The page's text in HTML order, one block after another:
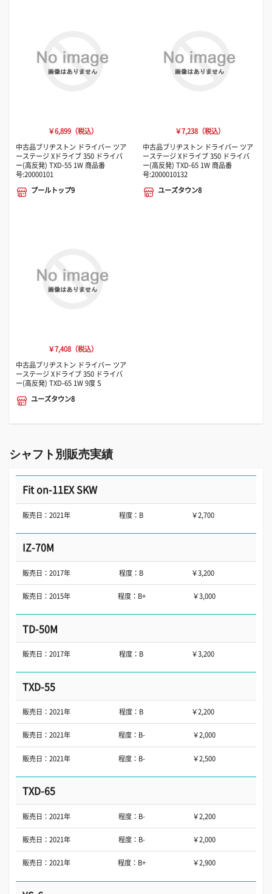
￥6,899（税込）
中古品ブリヂストン ドライバー ツア
ーステージ Xドライブ 350 ドライバ
ー(高反発) TXD-55 1W 商品番
号:20000101
プールトップ9
￥7,238（税込）
中古品ブリヂストン ドライバー ツア
ーステージ Xドライブ 350 ドライバ
ー(高反発) TXD-65 1W 商品番
号:2000010132
ユーズタウン8
￥7,408（税込）
中古品ブリヂストン ドライバー ツア
ーステージ Xドライブ 350 ドライバ
ー(高反発) TXD-65 1W 9度 S
ユーズタウン8
シャフト別販売実績
Fit on-11EX SKW
販売日：2021年 程度：B ￥2,700
IZ-70M
販売日：2017年 程度：B ￥3,200
販売日：2015年 程度：B+ ￥3,000
TD-50M
販売日：2017年 程度：B ￥3,200
TXD-55
販売日：2021年 程度：B ￥2,200
販売日：2021年 程度：B- ￥2,000
販売日：2021年 程度：B- ￥2,500
TXD-65
販売日：2021年 程度：B- ￥2,200
販売日：2021年 程度：B- ￥2,000
販売日：2021年 程度：B+ ￥2,900